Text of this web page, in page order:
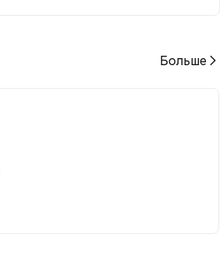
Больше